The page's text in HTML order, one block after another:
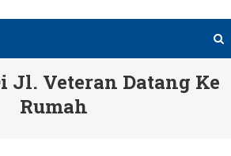
Jl. Veteran Datang Ke
Rumah